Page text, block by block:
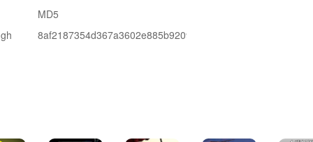
MD5
8af2187354d367a3602e885b9209dd1f